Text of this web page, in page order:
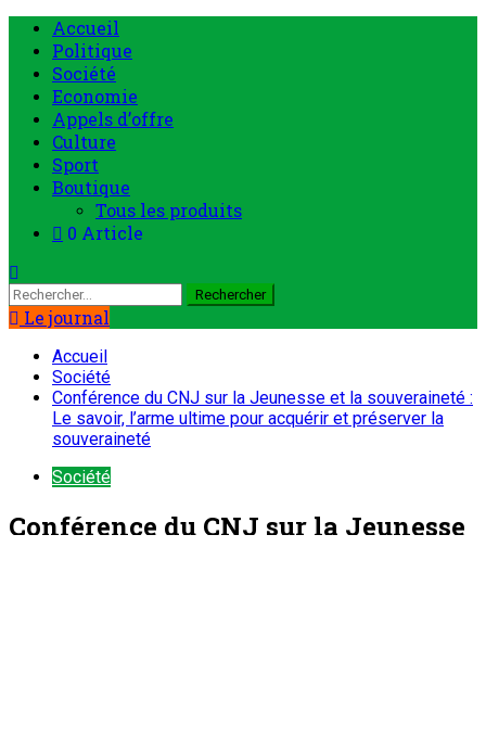
Menu
principal
Accueil
Politique
Société
Economie
Appels d’offre
Culture
Sport
Boutique
Tous les produits
0 Article
Rechercher :
Le journal
Accueil
Société
Conférence du CNJ sur la Jeunesse et la souveraineté :
Le savoir, l’arme ultime pour acquérir et préserver la
souveraineté
Société
Conférence du CNJ sur la Jeunesse